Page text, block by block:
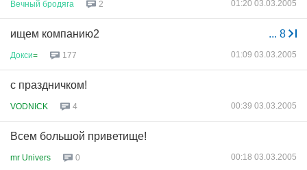
Вечный бродяга 2 01:20 03.03.2005
... 8
ищем компанию2
Докси= 177 01:09 03.03.2005
с праздничком!
VODNICK 4 00:39 03.03.2005
Всем большой приветище!
mr Univers 0 00:18 03.03.2005